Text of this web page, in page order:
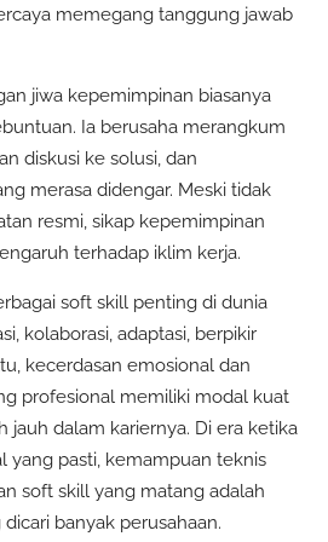
memegang tanggung jawab
jiwa kepemimpinan biasanya
Ia berusaha merangkum
diskusi ke solusi, dan
merasa didengar. Meski tidak
resmi, sikap kepemimpinan
terhadap iklim kerja.
soft skill penting di dunia
kolaborasi, adaptasi, berpikir
kecerdasan emosional dan
profesional memiliki modal kuat
jauh dalam kariernya. Di era ketika
yang pasti, kemampuan teknis
soft skill yang matang adalah
banyak perusahaan.